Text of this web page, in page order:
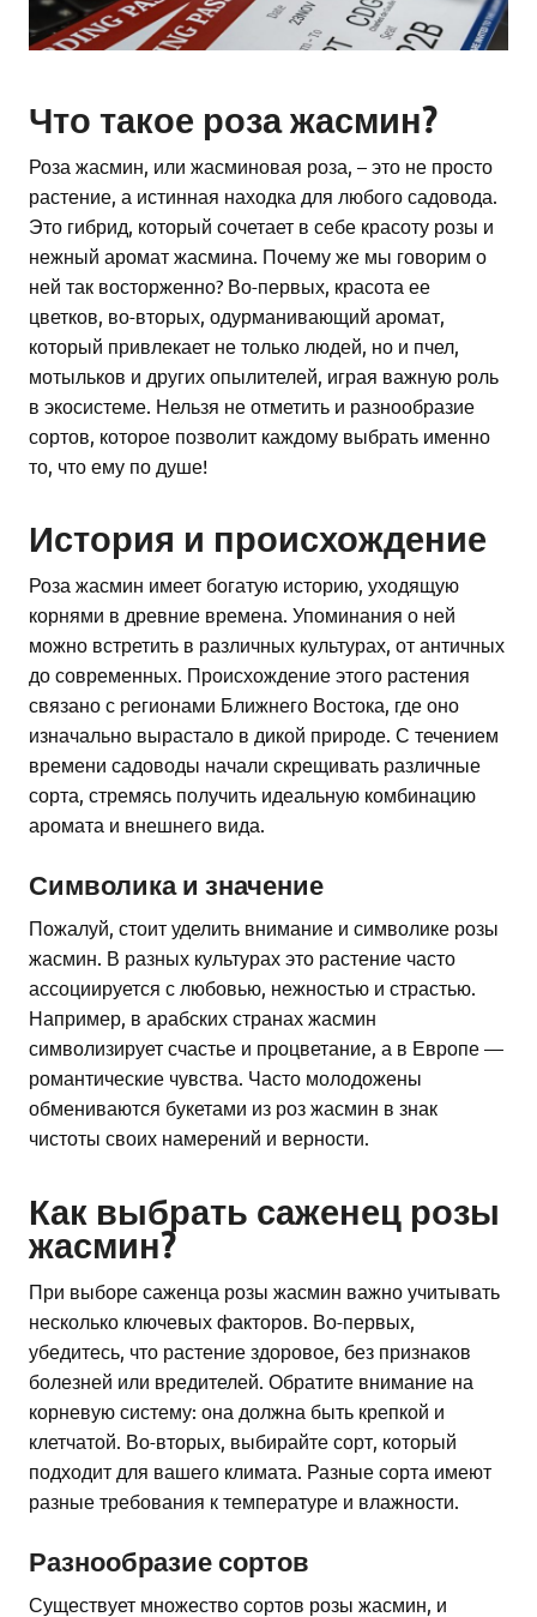
Что такое роза жасмин?
Роза жасмин, или жасминовая роза, – это не просто
растение, а истинная находка для любого садовода.
Это гибрид, который сочетает в себе красоту розы и
нежный аромат жасмина. Почему же мы говорим о
ней так восторженно? Во-первых, красота ее
цветков, во-вторых, одурманивающий аромат,
который привлекает не только людей, но и пчел,
мотыльков и других опылителей, играя важную роль
в экосистеме. Нельзя не отметить и разнообразие
сортов, которое позволит каждому выбрать именно
то, что ему по душе!
История и происхождение
Роза жасмин имеет богатую историю, уходящую
корнями в древние времена. Упоминания о ней
можно встретить в различных культурах, от античных
до современных. Происхождение этого растения
связано с регионами Ближнего Востока, где оно
изначально вырастало в дикой природе. С течением
времени садоводы начали скрещивать различные
сорта, стремясь получить идеальную комбинацию
аромата и внешнего вида.
Символика и значение
Пожалуй, стоит уделить внимание и символике розы
жасмин. В разных культурах это растение часто
ассоциируется с любовью, нежностью и страстью.
Например, в арабских странах жасмин
символизирует счастье и процветание, а в Европе —
романтические чувства. Часто молодожены
обмениваются букетами из роз жасмин в знак
чистоты своих намерений и верности.
Как выбрать саженец розы
жасмин?
При выборе саженца розы жасмин важно учитывать
несколько ключевых факторов. Во-первых,
убедитесь, что растение здоровое, без признаков
болезней или вредителей. Обратите внимание на
корневую систему: она должна быть крепкой и
клетчатой. Во-вторых, выбирайте сорт, который
подходит для вашего климата. Разные сорта имеют
разные требования к температуре и влажности.
Разнообразие сортов
Существует множество сортов розы жасмин, и